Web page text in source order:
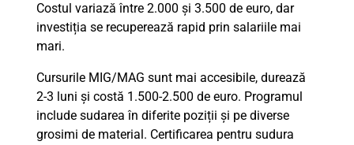
Costul variază între 2.000 și 3.500 de euro, dar
investiția se recuperează rapid prin salariile mai
mari.
Cursurile MIG/MAG sunt mai accesibile, durează
2-3 luni și costă 1.500-2.500 de euro. Programul
include sudarea în diferite poziții și pe diverse
grosimi de material. Certificarea pentru sudura